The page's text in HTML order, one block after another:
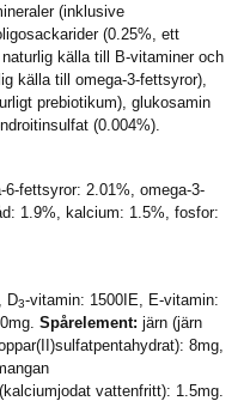
(inklusive
(0.25%, ett
källa till B-vitaminer och
källa till omega-3-fettsyror),
prebiotikum), glukosamin
(0.004%).
fettsyror: 2.01%, omega-3-
1.9%, kalcium: 1.5%, fosfor:
D3-vitamin: 1500IE, E-vitamin:
Spårelement: järn (järn
8mg,
vattenfritt): 1.5mg.